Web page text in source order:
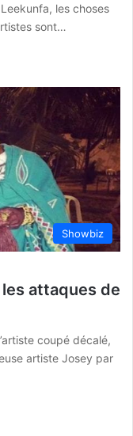
les choses
sont…
Showbiz
attaques de
coupé décalé,
artiste Josey par